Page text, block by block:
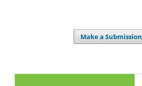
Make a Submission